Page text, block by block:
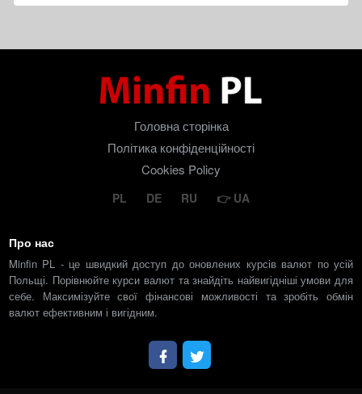
Головна сторінка
Політика конфіденційності
Cookies Policy
PL DE RU UA
Про нас
Minfin PL - це швидкий доступ до оновлених курсів валют по усій
Польщі. Порівнюйте курси валют та знайдіть найвигідніші умови для
себе. Максимізуйте свої фінансові можливості та зробіть обмін
валют ефективним і вигідним.